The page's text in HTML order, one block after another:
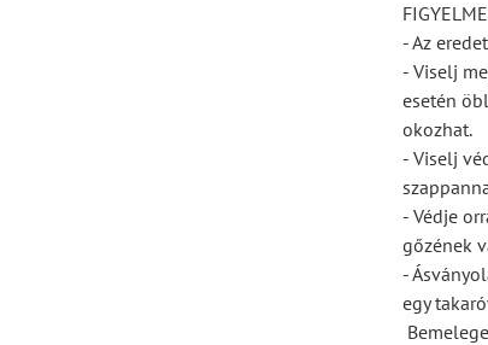
- Az
- Viselj
esetén
okozhat.
- Viselj
- Védje
gőzének
-
egy
